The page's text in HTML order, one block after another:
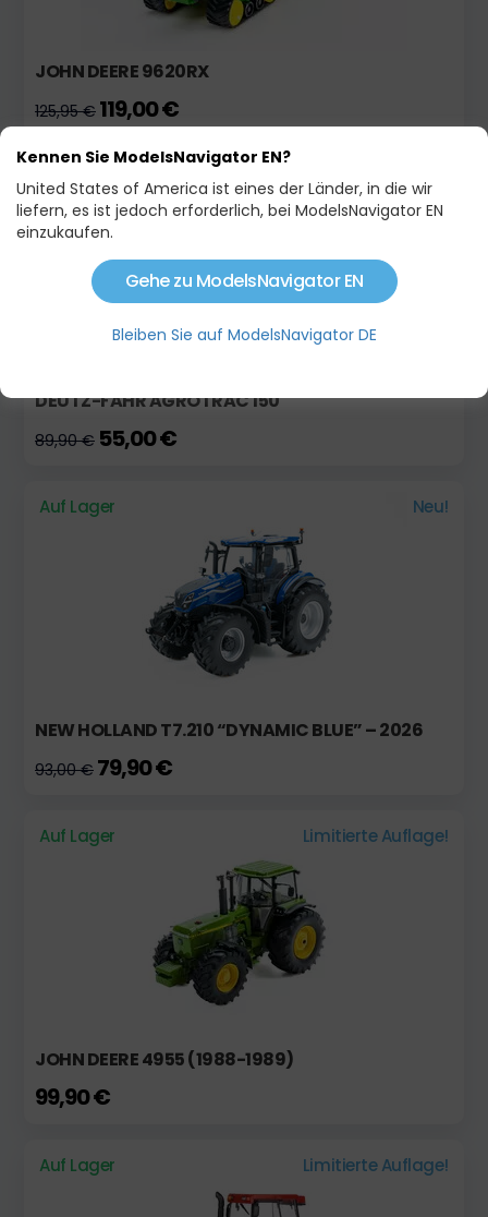
JOHN DEERE 9620RX
125,95 € 119,00 €
Auf Lager
DEUTZ-FAHR AGROTRAC 150
89,90 € 55,00 €
Auf Lager Neu!
NEW HOLLAND T7.210 “DYNAMIC BLUE” – 2026
93,00 € 79,90 €
Auf Lager Limitierte Auflage!
JOHN DEERE 4955 (1988-1989)
99,90 €
Auf Lager Limitierte Auflage!
Kennen Sie ModelsNavigator EN?
United States of America ist eines der Länder, in die wir
liefern, es ist jedoch erforderlich, bei ModelsNavigator EN
einzukaufen.
Gehe zu ModelsNavigator EN
Bleiben Sie auf ModelsNavigator DE